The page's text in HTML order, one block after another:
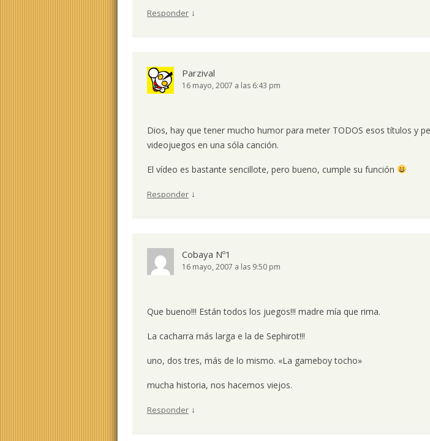
Responder ↓
Parzival
16 mayo, 2007 a las 6:43 pm
Dios, hay que tener mucho humor para meter TODOS esos títulos y
videojuegos en una sóla canción.
El vídeo es bastante sencillote, pero bueno, cumple su función
Responder ↓
Cobaya Nº1
16 mayo, 2007 a las 9:50 pm
Que bueno!!! Están todos los juegos!!! madre mía que rima.
La cacharra más larga e la de Sephirot!!!
uno, dos tres, más de lo mismo. «La gameboy tocho»
mucha historia, nos hacemos viejos.
Responder ↓